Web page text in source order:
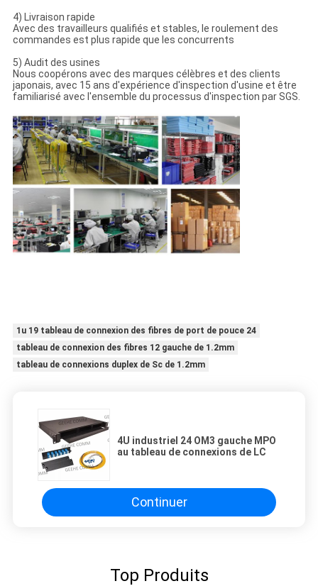
4) Livraison rapide
Avec des travailleurs qualifiés et stables, le roulement des
commandes est plus rapide que les concurrents
5) Audit des usines
Nous coopérons avec des marques célèbres et des clients
japonais, avec 15 ans d'expérience d'inspection d'usine et être
familiarisé avec l'ensemble du processus d'inspection par SGS.
1u 19 tableau de connexion des fibres de port de pouce 24
tableau de connexion des fibres 12 gauche de 1.2mm
tableau de connexions duplex de Sc de 1.2mm
4U industriel 24 OM3 gauche MPO
au tableau de connexions de LC
Continuer
Top Produits